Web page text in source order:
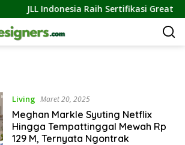
JLL Indonesia Raih Sertifikasi Great Place
Living Maret 20, 2025
Meghan Markle Syuting Netflix
Hingga Tempattinggal Mewah Rp
129 M, Ternyata Ngontrak